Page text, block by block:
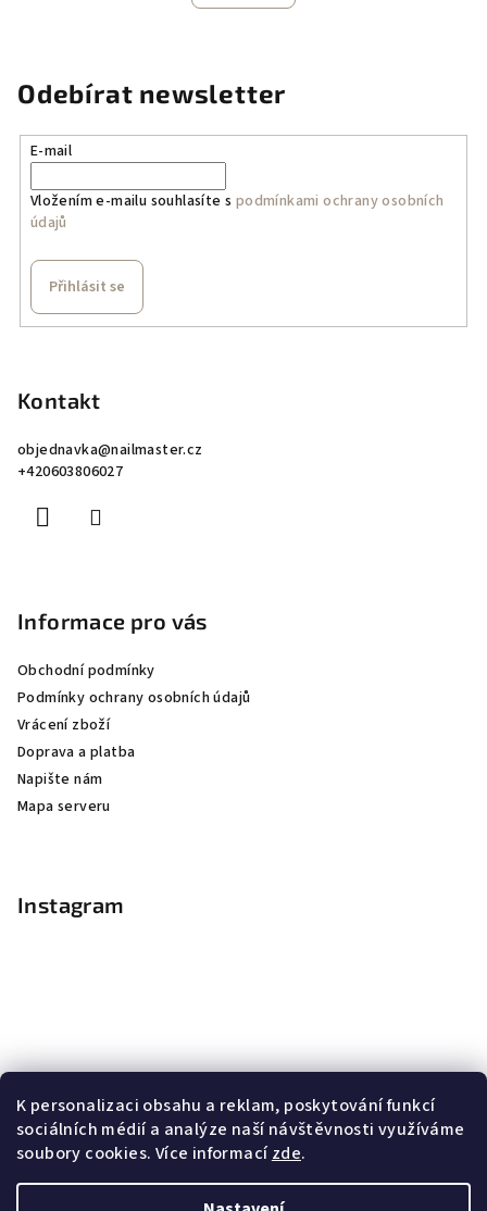
K personalizaci obsahu a reklam, poskytování funkcí
sociálních médií a analýze naší návštěvnosti využíváme
soubory cookies. Více informacízde.
í
k
i
o
í
Odebírat newsletter
E-mail
Vložením e-mailu souhlasíte s podmínkami ochrany osobních
údajů
Přihlásit se
Kontakt
objednavka@nailmaster.cz
+420603806027
Informace pro vás
Obchodní podmínky
Podmínky ochrany osobních údajů
Vrácení zboží
Doprava a platba
Napište nám
Mapa serveru
Instagram
Sledovat na Instagramu